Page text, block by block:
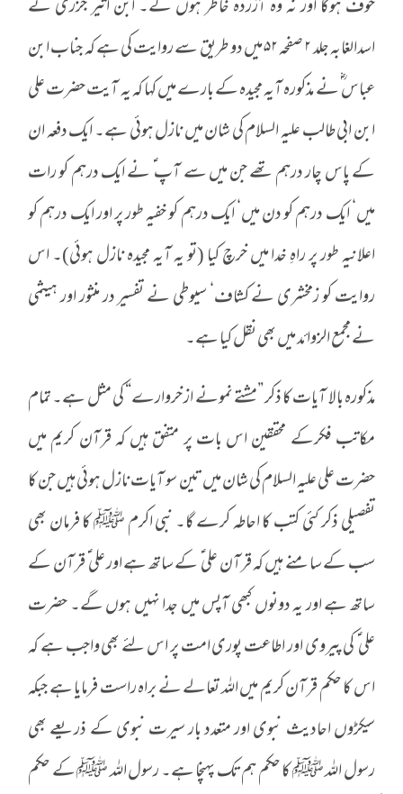
خوف ہوگا اور نہ وہ آزردہ خاطر ہوں گے۔ ابن اثیر جزری نے
اسدالغابہ جلد ۲ صفحہ ۵۲ میں دو طریق سے روایت کی ہے کہ جناب ابن
عباس ؓ نے مذکورہ آیہ مجیدہ کے بارے میں کہا کہ یہ آیت حضرت علی
ابن ابی طالب علیہ السلام کی شان میں نازل ہوئی ہے۔ ایک دفعہ ان
کے پاس چار درہم تھے جن میں سے آپ ؑ نے ایک درہم کو رات
میں‘ ایک درہم کو دن میں‘ ایک درہم کو خفیہ طور پر اور ایک درہم کو
اعلانیہ طور پر راہِ خدا میں خرچ کیا (تو یہ آیہ مجیدہ نازل ہوئی)۔ اس
روایت کو زمخشری نے کشاف‘ سیوطی نے تفسیر در منثور اور ہیثمی
نے مجمع الزوائد میں بھی نقل کیا ہے۔
مذکورہ بالا آیات کا ذکر ”مشتے نمونے از خروارے“ کی مثل ہے۔ تمام
مکاتب فکرکے محققین اس بات پر متفق ہیں کہ قرآن کریم میں
حضرت علی علیہ السلام کی شان میں تین سو آیات نازل ہوئی ہیں جن کا
تفصیلی ذکر کئی کتب کا احاطہ کرے گا۔ نبی اکرم ﷺ کا فرمان بھی
سب کے سامنے ہیں کہ قرآن علی ؑ کے ساتھ ہے اور علی ؑ قرآن کے
ساتھ ہے اور یہ دونوں کبھی آپس میں جدا نہیں ہوں گے۔ حضرت
علی ؑ کی پیروی اور اطاعت پوری امت پر اس لئے بھی واجب ہے کہ
اس کا حکم قرآن کریم میں اللہ تعالے نے براہ راست فرمایا ہے جبکہ
سیکڑوں احادیث نبوی اور متعدد بار سیرت نبوی کے ذریعے بھی
رسول اللہ ﷺ کا حکم ہم تک پہنچا ہے۔ رسول اللہ ﷺ کے حکم